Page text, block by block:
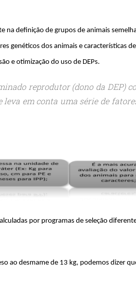
definição de grupos de animais
genéticos dos animais e características
e otimização do uso de DEPs.
reprodutor (dono da DEP)
leva em conta uma série de
por programas de seleção
ao desmame de 13 kg, podemos dizer